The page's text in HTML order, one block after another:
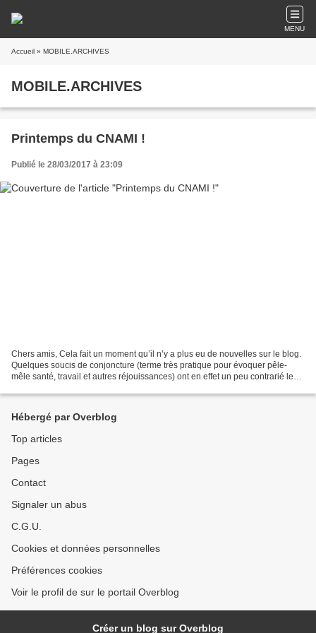
MENU
Accueil » MOBILE.ARCHIVES
MOBILE.ARCHIVES
Printemps du CNAMI !
Publié le 28/03/2017 à 23:09
Chers amis, Cela fait un moment qu’il n’y a plus eu de nouvelles sur le blog.
Quelques soucis de conjoncture (terme très pratique pour évoquer pêle-
mêle santé, travail et autres réjouissances) ont en effet un peu contrarié le
Hébergé par Overblog
Top articles
Pages
Contact
Signaler un abus
C.G.U.
Cookies et données personnelles
Préférences cookies
Voir le profil de sur le portail Overblog
Créer un blog sur Overblog